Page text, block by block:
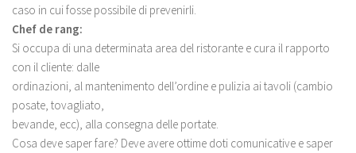
caso in cui fosse possibile di prevenirli.
Chef de rang:
Si occupa di una determinata area del ristorante e cura il rapporto
con il cliente: dalle
ordinazioni, al mantenimento dell’ordine e pulizia ai tavoli (cambio
posate, tovagliato,
bevande, ecc), alla consegna delle portate.
Cosa deve saper fare? Deve avere ottime doti comunicative e saper